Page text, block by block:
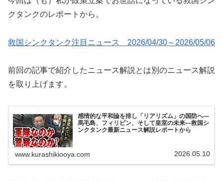
クタンクのレポートから。
救国シンクタンク注目ニュース 2026/04/30～2026/05/06
前回の記事で紹介したニュース解説とは別のニュース解説
を取り上げます。
感情的な平和論を排し「リアリズム」の国防へ―
馬毛島、フィリピン、そして皇室の未来―救国シ
ンクタンク最新ニュース解説レポートから
www.kurashikiooya.com 2026.05.10